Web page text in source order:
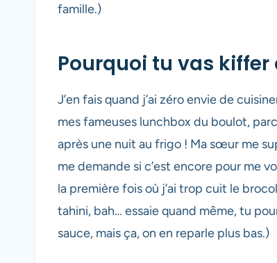
famille.)
Pourquoi tu vas
J’en fais quand j’ai zéro envie de
mes fameuses lunchbox du boulot,
après une nuit au frigo ! Ma sœur me
me demande si c’est encore pour me
la première fois où j’ai trop cuit le
tahini, bah… essaie quand même, tu
sauce, mais ça, on en reparle plus bas.)